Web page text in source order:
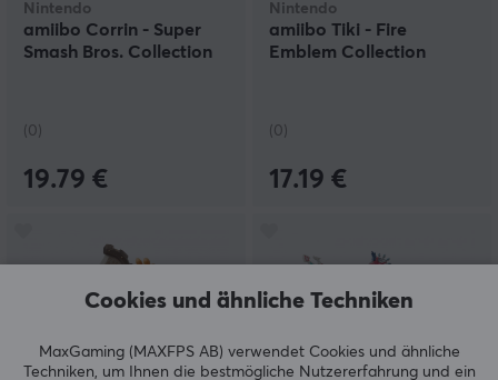
Nintendo
amiibo Corrin - Super
Smash Bros. Collection
(0)
19.79 €
Nintendo
amiibo Tiki - Fire
Emblem Collection
(0)
17.19 €
Cookies und ähnliche Techniken
MaxGaming (MAXFPS AB) verwendet Cookies und ähnliche
Techniken, um Ihnen die bestmögliche Nutzererfahrung und ein